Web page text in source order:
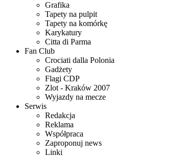
Grafika
Tapety na pulpit
Tapety na komórkę
Karykatury
Citta di Parma
Fan Club
Crociati dalla Polonia
Gadżety
Flagi CDP
Zlot - Kraków 2007
Wyjazdy na mecze
Serwis
Redakcja
Reklama
Współpraca
Zaproponuj news
Linki